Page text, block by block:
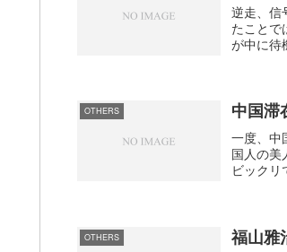
逆走、信
たこと
が中に待
OTHERS 中国
一度、中
国人の美
ビック
OTHERS 福山雅